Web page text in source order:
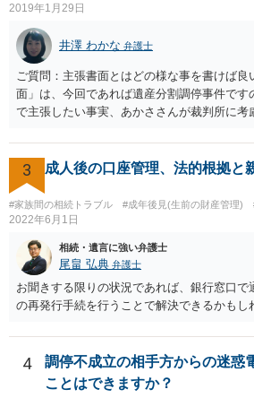
2019年1月29日
井澤 わかな 弁護士
ご質問：主張書面とはどの様な事を書けば
面」は、今回であれば遺産分割調停事件です
で主張したい事実、あかささんが裁判所に考
ります。 もし、主張したい事実や考慮し
資料を持っているようであれば、主張書面
し、お姉さんに見られたくないような資料
望に関する申出書」と共に提出することも考
いた方が良い事と書かない方が良い事 回答
立ての趣旨」のところに書いている遺産の分
ば、まずそれを書くとよいです。 次に「申
なぜ調停を申し立てたのか(例えば、あかさ
決裂した、など)や亡くなった方・あかささん
きさつなどが書かれていると思うので、あか
分けるかを決めるについてあかささんが重
(例えば、○○のときにお姉さんは亡くなった
3 成人後の口座管理、法的根拠と
#家族間の相続トラブル #成年後見(生前の財産管理)
2022年6月1日
相続・遺言に強い弁護士
尾畠 弘典 弁護士
お聞きする限りの状況であれば、銀行窓口で
の再発行手続を行うことで解決できるかもし
4
調停不成立の相手方からの迷惑
ことはできますか？